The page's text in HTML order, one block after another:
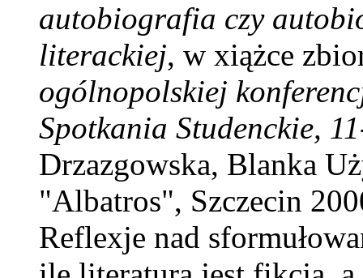
autobiografia czy
literackiej, w xiążce
ogólnopolskiej
Spotkania Studenckie,
Drzazgowska, Blanka
"Albatros", Szczecin
Reflexje nad